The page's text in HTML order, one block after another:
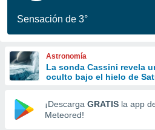
calidad.
a este
las
y
forma
digital
basada
Sensación de 3°
Astronomía
La sonda Cassini revela
oculto bajo el hielo de
¡Descarga GRATIS la app
Meteored!